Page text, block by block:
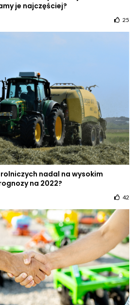
je najczęściej?
25
nadal na wysokim
na 2022?
42